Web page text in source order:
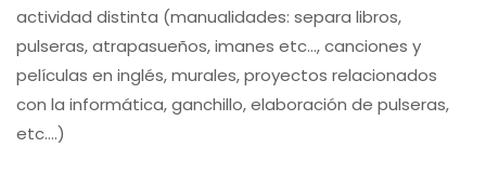
actividad distinta (manualidades: separa libros,
pulseras, atrapasueños, imanes etc…, canciones y
películas en inglés, murales, proyectos relacionados
con la informática, ganchillo, elaboración de pulseras,
etc.…)